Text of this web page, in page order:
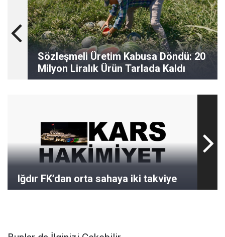
Sözleşmeli Üretim Kabusa Döndü: 20
Milyon Liralık Ürün Tarlada Kaldı
Iğdır FK’dan orta sahaya iki takviye